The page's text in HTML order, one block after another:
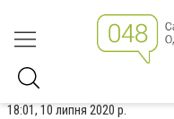
18:01, 10 липня 2020 р.